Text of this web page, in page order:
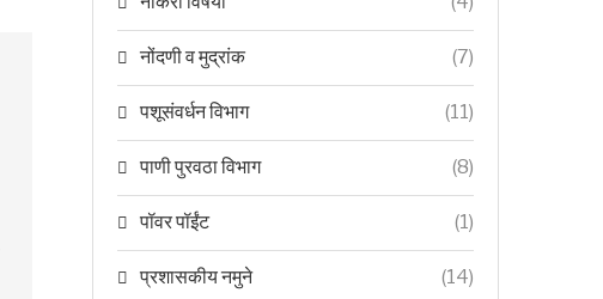
नोंदणी व मुद्रांक (7)
पशूसंवर्धन विभाग (11)
पाणी पुरवठा विभाग (8)
पॉवर पॉईंट (1)
प्रशासकीय नमुने (14)